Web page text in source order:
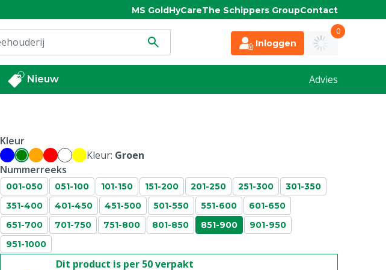
MS GoldHyCareThe Schippers GroupContact
Inloggen
0
Nieuw Advies
Kleur
Kleur: Groen
Nummerreeks
001-050 051-100 101-150 151-200 201-250 251-300
301-350
351-400
401-450 451-500 501-550 551-600
601-650
651-700
701-750 751-800 801-850 851-900
901-950
951-1000
Dit product is per 50 verpakt